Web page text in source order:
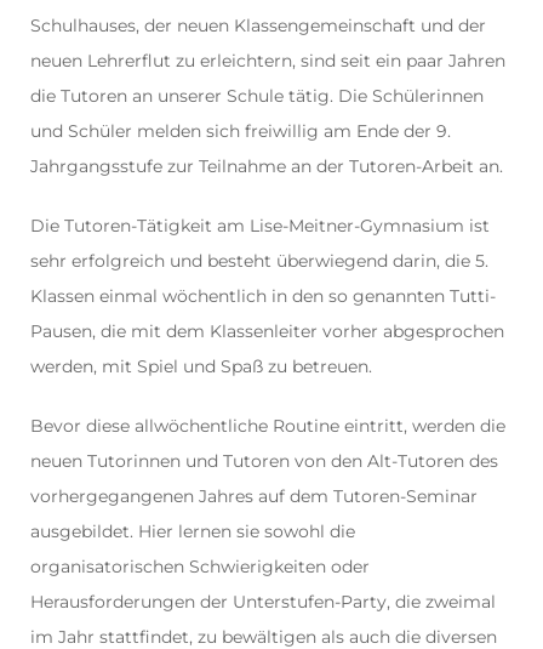
Schulhauses, der neuen Klassengemeinschaft und der
neuen Lehrerflut zu erleichtern, sind seit ein paar Jahren
die Tutoren an unserer Schule tätig. Die Schülerinnen
und Schüler melden sich freiwillig am Ende der 9.
Jahrgangsstufe zur Teilnahme an der Tutoren-Arbeit an.
Die Tutoren-Tätigkeit am Lise-Meitner-Gymnasium ist
sehr erfolgreich und besteht überwiegend darin, die 5.
Klassen einmal wöchentlich in den so genannten Tutti-
Pausen, die mit dem Klassenleiter vorher abgesprochen
werden, mit Spiel und Spaß zu betreuen.
Bevor diese allwöchentliche Routine eintritt, werden die
neuen Tutorinnen und Tutoren von den Alt-Tutoren des
vorhergegangenen Jahres auf dem Tutoren-Seminar
ausgebildet. Hier lernen sie sowohl die
organisatorischen Schwierigkeiten oder
Herausforderungen der Unterstufen-Party, die zweimal
im Jahr stattfindet, zu bewältigen als auch die diversen